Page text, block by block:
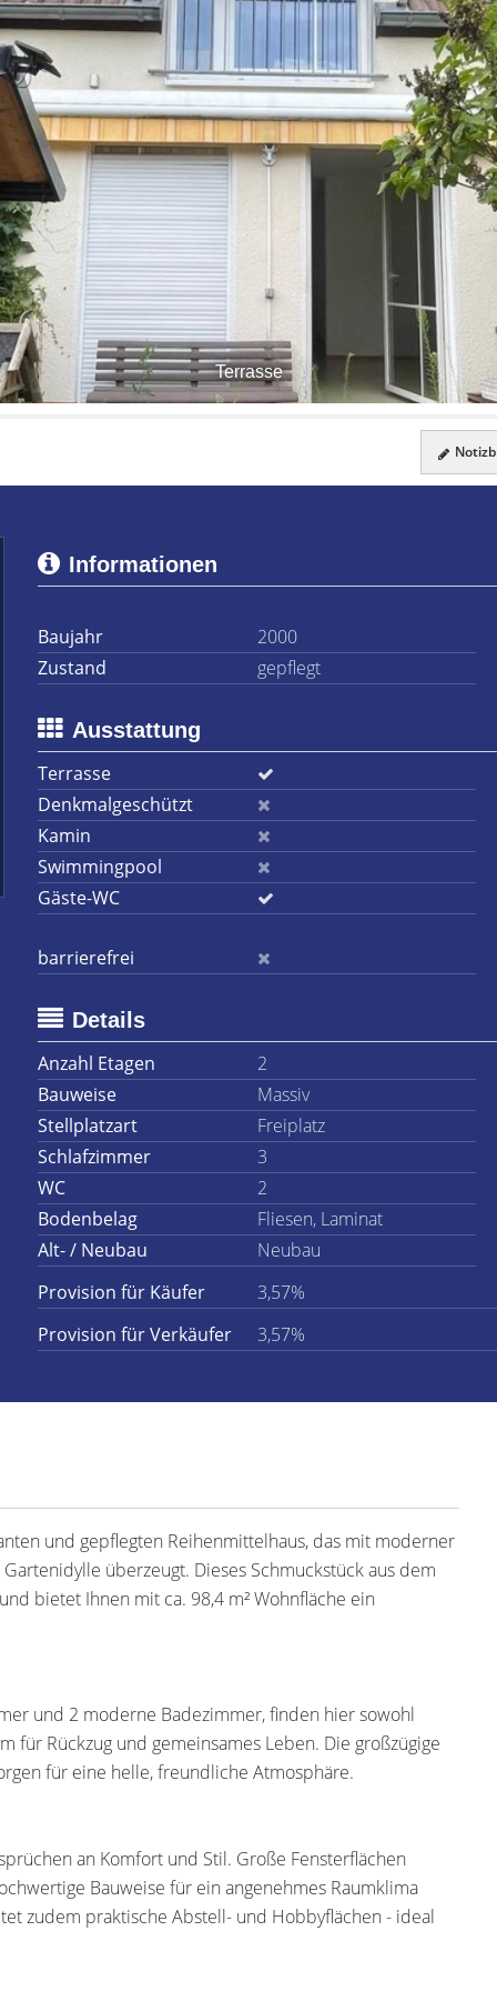
Terrasse
Informationen
Baujahr
2000
Zustand
gepflegt
Ausstattung
Terrasse
Denkmalgeschützt
Kamin
Swimmingpool
Gäste-WC
barrierefrei
Details
Anzahl Etagen
2
Bauweise
Massiv
Stellplatzart
Freiplatz
Schlafzimmer
3
WC
2
Bodenbelag
Fliesen, Laminat
Alt- / Neubau
Neubau
Provision für Käufer
3,57%
Provision für Verkäufer
3,57%
und gepflegten Reihenmittelhaus, das mit moderner
überzeugt. Dieses Schmuckstück aus dem
bietet Ihnen mit ca. 98,4 m² Wohnfläche ein
und 2 moderne Badezimmer, finden hier sowohl
für Rückzug und gemeinsames Leben. Die großzügige
für eine helle, freundliche Atmosphäre.
an Komfort und Stil. Große Fensterflächen
Bauweise für ein angenehmes Raumklima
zudem praktische Abstell- und Hobbyflächen - ideal